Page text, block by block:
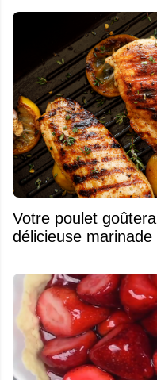
Votre poulet
délicieuse marinade